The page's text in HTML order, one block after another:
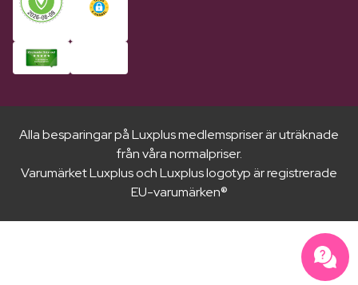
Alla besparingar på Luxplus medlemspriser är uträknade
från våra normalpriser.
Varumärket Luxplus och Luxplus logotyp är registrerade
EU-varumärken®